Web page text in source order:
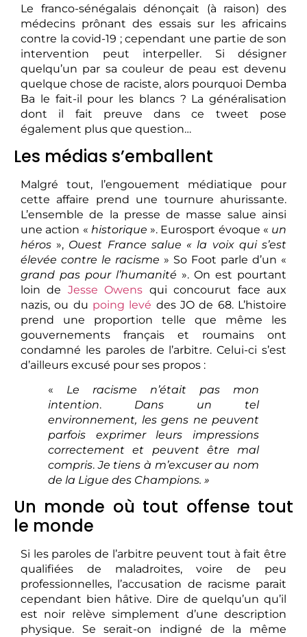
Le franco-sénégalais dénonçait (à raison) des
médecins prônant des essais sur les africains
contre la covid-19 ; cependant une partie de son
intervention peut interpeller. Si désigner
quelqu’un par sa couleur de peau est devenu
quelque chose de raciste, alors pourquoi Demba
Ba le fait-il pour les blancs ? La généralisation
dont il fait preuve dans ce tweet pose
également plus que question…
Les médias s’emballent
Malgré tout, l’engouement médiatique pour
cette affaire prend une tournure ahurissante.
L’ensemble de la presse de masse salue ainsi
une action « historique ». Eurosport évoque « un
héros », Ouest France salue « la voix qui s’est
élevée contre le racisme » So Foot parle d’un «
grand pas pour l’humanité ». On est pourtant
loin de Jesse Owens qui concourut face aux
nazis, ou du poing levé des JO de 68. L’histoire
prend une proportion telle que même les
gouvernements français et roumains ont
condamné les paroles de l’arbitre. Celui-ci s’est
d’ailleurs excusé pour ses propos :
« Le racisme n’était pas mon
intention. Dans un tel
environnement, les gens ne peuvent
parfois exprimer leurs impressions
correctement et peuvent être mal
compris.Je tiens à m’excuser au nom
de la Ligue des Champions. »
Un monde où tout offense tout
le monde
Si les paroles de l’arbitre peuvent tout à fait être
qualifiées de maladroites, voire de peu
professionnelles, l’accusation de racisme parait
cependant bien hâtive. Dire de quelqu’un qu’il
est noir relève simplement d’une description
physique. Se serait-on indigné de la même